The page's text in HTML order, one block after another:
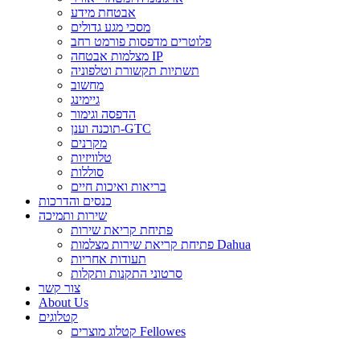
אבטחת מידע
מסכי מגע גדולים
פלוטרים מדפסות פורמט רחב
מצלמות אבטחה IP
תשתיות תקשורת וטלפוניה
מחשוב
גיימינג
הדפסה וגימור
תוכנה וענן-GTC
מקרנים
טלוויזיות
סוללות
בריאות ואיכות חיים
כנסים והדרכות
שירות ותמיכה
פתיחת קריאת שירות
פתיחת קריאת שירות מצלמות Dahua
תעודות אחריות
סרטוני התקנות ותקלות
צור קשר
About Us
קטלוגים
קטלוג מוצרים Fellowes